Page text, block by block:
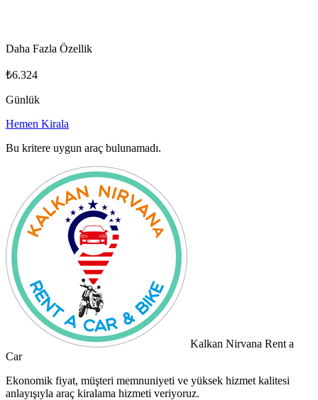
Daha Fazla Özellik
₺6.324
Günlük
Hemen Kirala
Bu kritere uygun araç bulunamadı.
Kalkan Nirvana Rent a
Car
Ekonomik fiyat, müşteri memnuniyeti ve yüksek hizmet kalitesi
anlayışıyla araç kiralama hizmeti veriyoruz.